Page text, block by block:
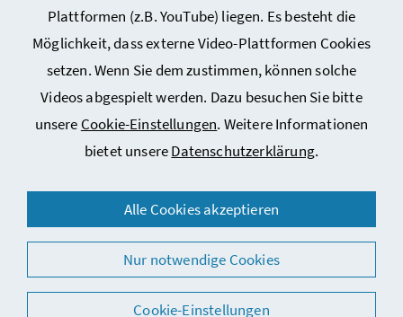
Plattformen (z.B. YouTube) liegen. Es besteht die
Möglichkeit, dass externe Video-Plattformen Cookies
setzen. Wenn Sie dem zustimmen, können solche
Videos abgespielt werden. Dazu besuchen Sie bitte
unsere Cookie-Einstellungen. Weitere Informationen
bietet unsereDatenschutzerklärung.
Alle Cookies akzeptieren
Nur notwendige Cookies
Cookie-Einstellungen
Sitemap
Cookie-Einstellungen
© 2026 Bundesministerium für Arbeit, Soziales, Gesundheit,
Pflege und Konsumentenschutz